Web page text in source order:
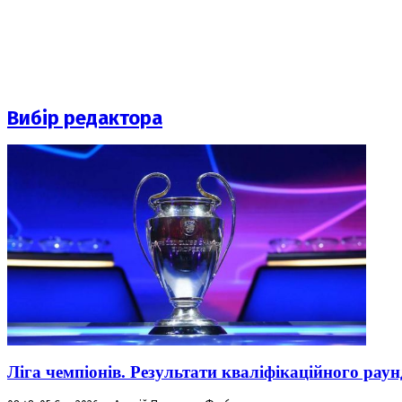
Вибір редактора
Ліга чемпіонів. Результати кваліфікаційного